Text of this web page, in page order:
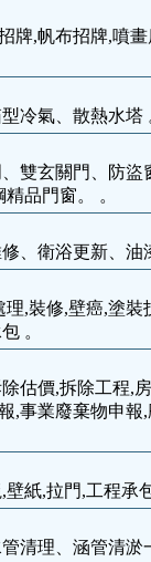
牌,帆布招牌,噴
冷氣、散熱水塔
雙玄關門、防盜
品門窗。 。
、衛浴更新、油
,裝修,壁癌,塗裝
。
估價,拆除工程,
,事業廢棄物申報
紙,拉門,工程承
清理、涵管清淤